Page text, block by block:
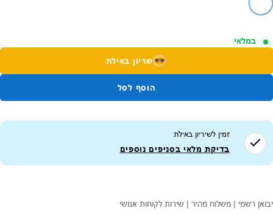
במלאי
שריון באילת
הוסף לסל
זמין לשיריון באילת
בדיקת מלאי בסניפים נוספים
יבואן רשמי | משלוח מהיר | שירות לקוחות אנושי